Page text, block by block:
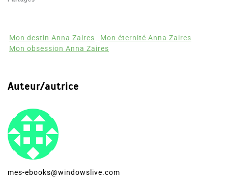
Mon destin Anna Zaires
Mon éternité Anna Zaires
Mon obsession Anna Zaires
Auteur/autrice
mes-ebooks@windowslive.com